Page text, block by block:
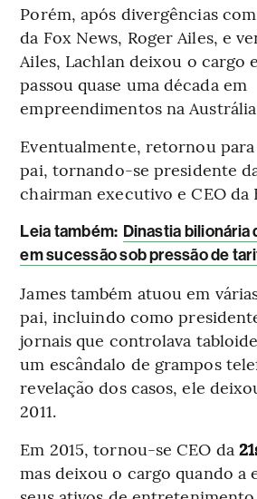
Porém, após divergências
da Fox News, Roger Ailes, e
Ailes, Lachlan deixou o cargo
passou quase uma década em
empreendimentos na
Eventualmente, retornou
pai, tornando-se presidente
chairman executivo e CEO da
Leia também: Dinastia bilionária
em sucessão sob pressão de
James também atuou em
pai, incluindo como
jornais que controlava
um escândalo de grampos
revelação dos casos, ele
2011.
Em 2015, tornou-se CEO da
mas deixou o cargo quando a